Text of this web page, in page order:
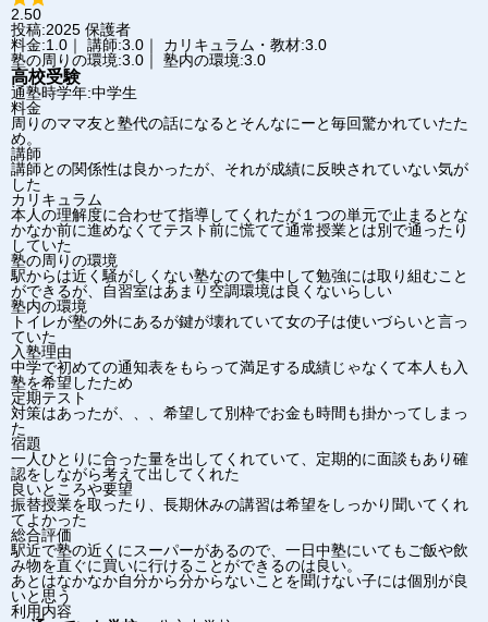
2.50
投稿:2025 保護者
料金:1.0｜ 講師:3.0｜ カリキュラム・教材:3.0
塾の周りの環境:3.0｜ 塾内の環境:3.0
高校受験
通塾時学年:中学生
料金
周りのママ友と塾代の話になるとそんなにーと毎回驚かれていたた
め。
講師
講師との関係性は良かったが、それが成績に反映されていない気が
した
カリキュラム
本人の理解度に合わせて指導してくれたが１つの単元で止まるとな
かなか前に進めなくてテスト前に慌てて通常授業とは別で通ったり
していた
塾の周りの環境
駅からは近く騒がしくない塾なので集中して勉強には取り組むこと
ができるが、自習室はあまり空調環境は良くないらしい
塾内の環境
トイレが塾の外にあるが鍵が壊れていて女の子は使いづらいと言っ
ていた
入塾理由
中学で初めての通知表をもらって満足する成績じゃなくて本人も入
塾を希望したため
定期テスト
対策はあったが、、、希望して別枠でお金も時間も掛かってしまっ
た
宿題
一人ひとりに合った量を出してくれていて、定期的に面談もあり確
認をしながら考えて出してくれた
良いところや要望
振替授業を取ったり、長期休みの講習は希望をしっかり聞いてくれ
てよかった
総合評価
駅近で塾の近くにスーパーがあるので、一日中塾にいてもご飯や飲
み物を直ぐに買いに行けることができるのは良い。
あとはなかなか自分から分からないことを聞けない子には個別が良
いと思う
利用内容